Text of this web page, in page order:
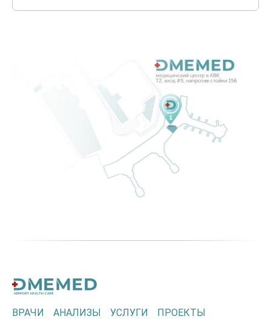
ВРАЧИ АНАЛИЗЫ УСЛУГИ ПРОЕКТЫ